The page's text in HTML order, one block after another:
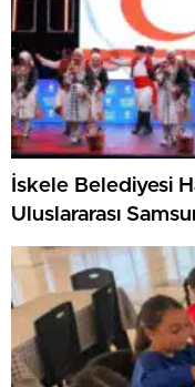
İskele Belediyesi
Uluslararası
KKTC’yi Gururla